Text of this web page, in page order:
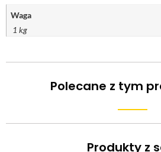
Waga
1 kg
Polecane z tym
Produkty z